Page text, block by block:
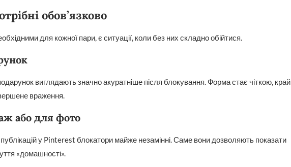
обов’язково
для кожної пари, є ситуації, коли без них складно обійтися.
виглядають значно акуратніше після блокування. Форма стає чіткою, край
враження.
або для фото
у Pinterest блокатори майже незамінні. Саме вони дозволяють показати
«домашності».